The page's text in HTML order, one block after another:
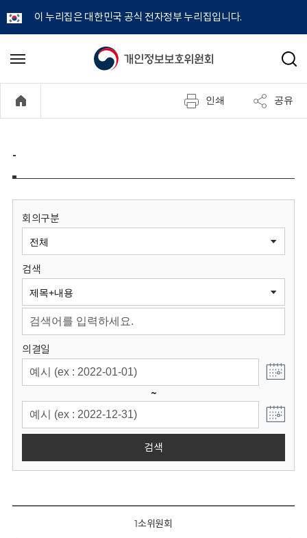
이 누리집은 대한민국 공식 전자정부 누리집입니다.
개
정
보
원
회
메
기
검
인쇄 공유
-
회의구분
검색
의결일
~
검색
1소위원회